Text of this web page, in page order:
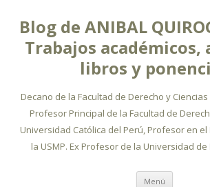
Blog de ANIBAL
Trabajos
libros y
Decano de la Facultad de Derecho y Ciencias
Profesor Principal de la Facultad de
Universidad Católica del Perú, Profesor en
la USMP. Ex Profesor de la Universidad de
Menú Ir